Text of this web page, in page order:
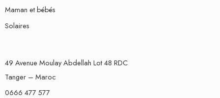
Maman et bébés
Solaires
49 Avenue Moulay Abdellah Lot 48 RDC
Tanger – Maroc
0666 477 577